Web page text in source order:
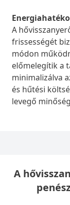
A
frissességét
módon
előmelegítik a
minimalizálva
és hűtési
levegő
A